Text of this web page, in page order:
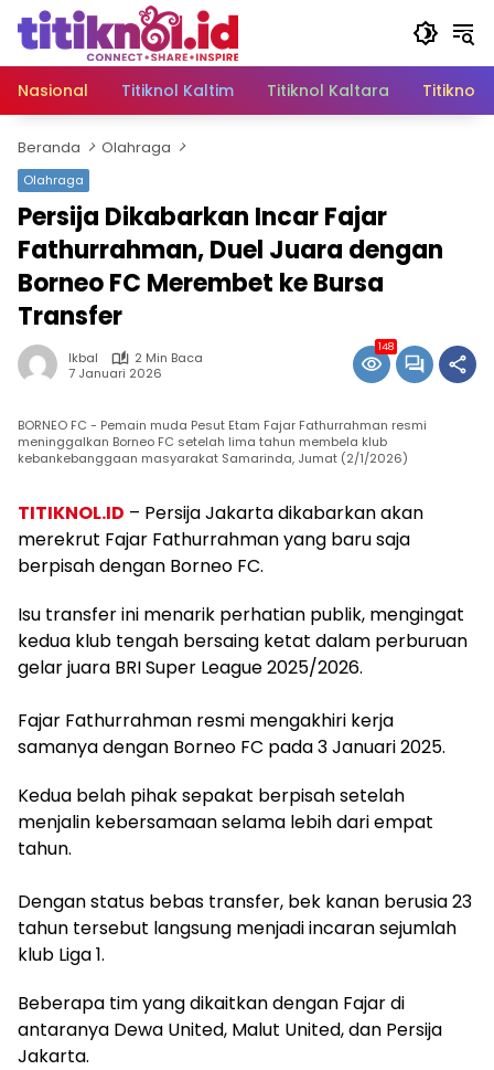
Langsung
konten
Nasional
Titiknol Kaltim Titiknol Kaltara Titiknol
Beranda Olahraga
Olahraga
Persija Dikabarkan Incar Fajar
Fathurrahman, Duel Juara dengan
Borneo FC Merembet ke Bursa
Transfer
Ikbal
2 Min Baca
7 Januari 2026
148
BORNEO FC - Pemain muda Pesut Etam Fajar Fathurrahman resmi
meninggalkan Borneo FC setelah lima tahun membela klub
kebankebanggaan masyarakat Samarinda, Jumat (2/1/2026)
TITIKNOL.ID – Persija Jakarta dikabarkan akan
merekrut Fajar Fathurrahman yang baru saja
berpisah dengan Borneo FC.
Isu transfer ini menarik perhatian publik, mengingat
kedua klub tengah bersaing ketat dalam perburuan
gelar juara BRI Super League 2025/2026.
‎Fajar Fathurrahman resmi mengakhiri kerja
samanya dengan Borneo FC pada 3 Januari 2025.
Kedua belah pihak sepakat berpisah setelah
menjalin kebersamaan selama lebih dari empat
tahun.
‎Dengan status bebas transfer, bek kanan berusia 23
tahun tersebut langsung menjadi incaran sejumlah
klub Liga 1.
Beberapa tim yang dikaitkan dengan Fajar di
antaranya Dewa United, Malut United, dan Persija
Jakarta.